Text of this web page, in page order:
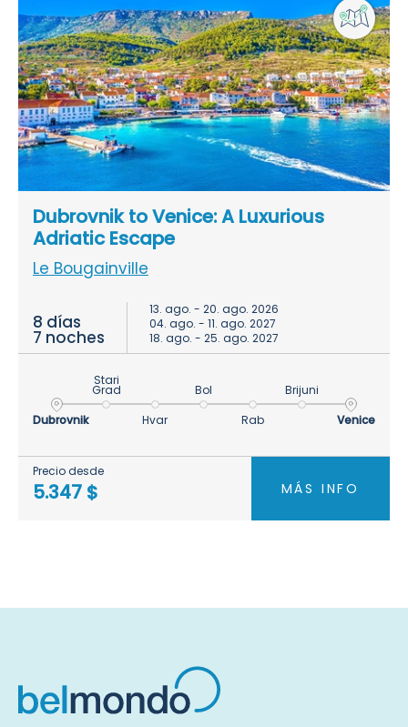
Dubrovnik to Venice: A Luxurious
Adriatic Escape
Le Bougainville
8 días
7 noches
13. ago. - 20. ago. 2026
04. ago. - 11. ago. 2027
18. ago. - 25. ago. 2027
Dubrovnik
Stari
Grad
Hvar
Bol
Rab
Brijuni
Venice
Precio desde
5.347 $ MÁS INFO